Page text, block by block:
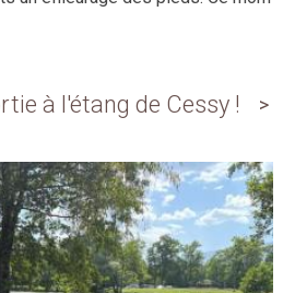
à l'étang de Cessy !